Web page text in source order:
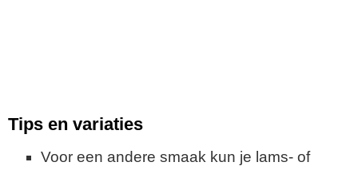
Tips en variaties
Voor een andere smaak kun je lams- of